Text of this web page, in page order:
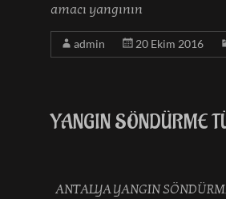
amacı yangının
admin 20 Ekim 2016
YANGIN SÖNDÜRME
ANTALYA YANGIN